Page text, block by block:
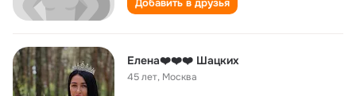
Добавить в друзья
Елена❤️❤️❤️ Шацких
45 лет, Москва